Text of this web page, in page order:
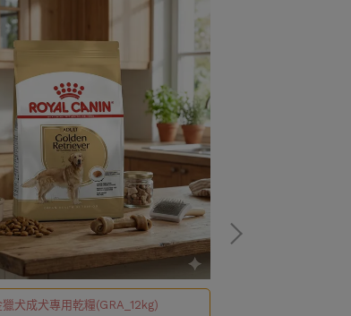
獵犬成犬專用乾糧(GRA_12kg)